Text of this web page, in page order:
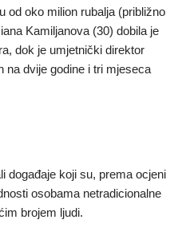
od oko milion rubalja (približno
Kamiljanova (30) dobila je
dok je umjetnički direktor
na dvije godine i tri mjeseca
događaje koji su, prema ocjeni
osobama netradicionalne
brojem ljudi.